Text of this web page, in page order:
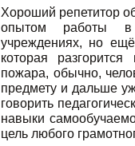
Хороший репетитор
опытом работы в
учреждениях, но
которая
пожара, обычно,
предмету и дальше
говорить
навыки
цель любого